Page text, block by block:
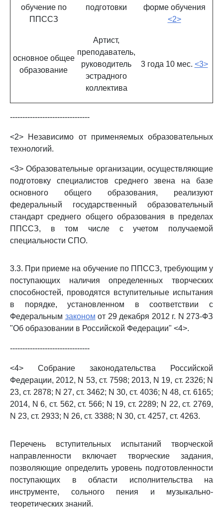
обучение по
ППССЗ
подготовки
форме обучения
<2>
основное общее
образование
Артист,
преподаватель,
руководитель
эстрадного
коллектива
3 года 10 мес. <3>
--------------------------------
<2> Независимо от применяемых образовательных
технологий.
<3> Образовательные организации, осуществляющие
подготовку специалистов среднего звена на базе
основного общего образования, реализуют
федеральный государственный образовательный
стандарт среднего общего образования в пределах
ППССЗ, в том числе с учетом получаемой
специальности СПО.
3.3. При приеме на обучение по ППССЗ, требующим у
поступающих наличия определенных творческих
способностей, проводятся вступительные испытания
в порядке, установленном в соответствии с
Федеральным законом от 29 декабря 2012 г. N 273-ФЗ
"Об образовании в Российской Федерации" <4>.
--------------------------------
<4> Собрание законодательства Российской
Федерации, 2012, N 53, ст. 7598; 2013, N 19, ст. 2326; N
23, ст. 2878; N 27, ст. 3462; N 30, ст. 4036; N 48, ст. 6165;
2014, N 6, ст. 562, ст. 566; N 19, ст. 2289; N 22, ст. 2769,
N 23, ст. 2933; N 26, ст. 3388; N 30, ст. 4257, ст. 4263.
Перечень вступительных испытаний творческой
направленности включает творческие задания,
позволяющие определить уровень подготовленности
поступающих в области исполнительства на
инструменте, сольного пения и музыкально-
теоретических знаний.